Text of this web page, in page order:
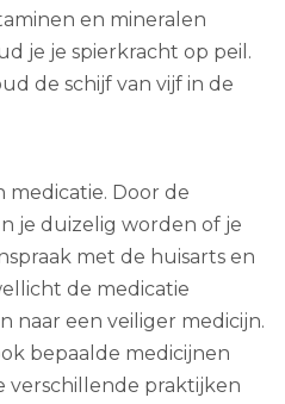
en mineralen
je je spierkracht op peil.
de schijf van vijf in de
Door de
je duizelig worden of je
met de huisarts en
de medicatie
naar een veiliger medicijn.
bepaalde medicijnen
verschillende praktijken